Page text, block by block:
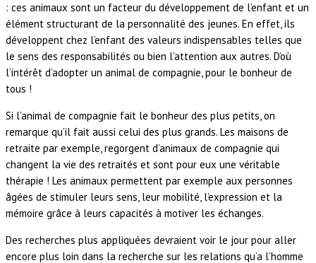
: ces animaux sont un facteur du développement de l’enfant et un
élément structurant de la personnalité des jeunes. En effet, ils
développent chez l’enfant des valeurs indispensables telles que
le sens des responsabilités ou bien l’attention aux autres. D’où
l’intérêt d’adopter un animal de compagnie, pour le bonheur de
tous !
Si l’animal de compagnie fait le bonheur des plus petits, on
remarque qu’il fait aussi celui des plus grands. Les maisons de
retraite par exemple, regorgent d’animaux de compagnie qui
changent la vie des retraités et sont pour eux une véritable
thérapie ! Les animaux permettent par exemple aux personnes
âgées de stimuler leurs sens, leur mobilité, l’expression et la
mémoire grâce à leurs capacités à motiver les échanges.
Des recherches plus appliquées devraient voir le jour pour aller
encore plus loin dans la recherche sur les relations qu’a l’homme